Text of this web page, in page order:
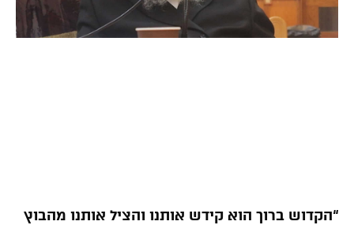
“הקדוש ברוך הוא קידש אותנו והציל אותנו מהבוץ